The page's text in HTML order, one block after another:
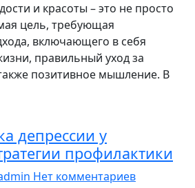
и красоты – это не просто
цель, требующая
включающего в себя
правильный уход за
позитивное мышление. В
депрессии у
профилактики
Нет комментариев